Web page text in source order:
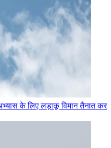
के लिए लड़ाकू विमान तैनात कर